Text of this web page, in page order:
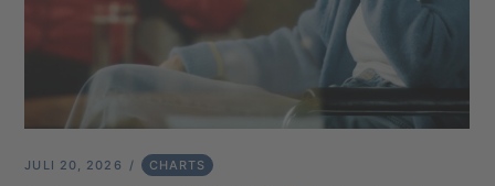
JULI 20, 2026 CHARTS